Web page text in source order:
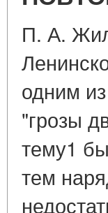
П. А.
одним
"грозы
тему1
тем